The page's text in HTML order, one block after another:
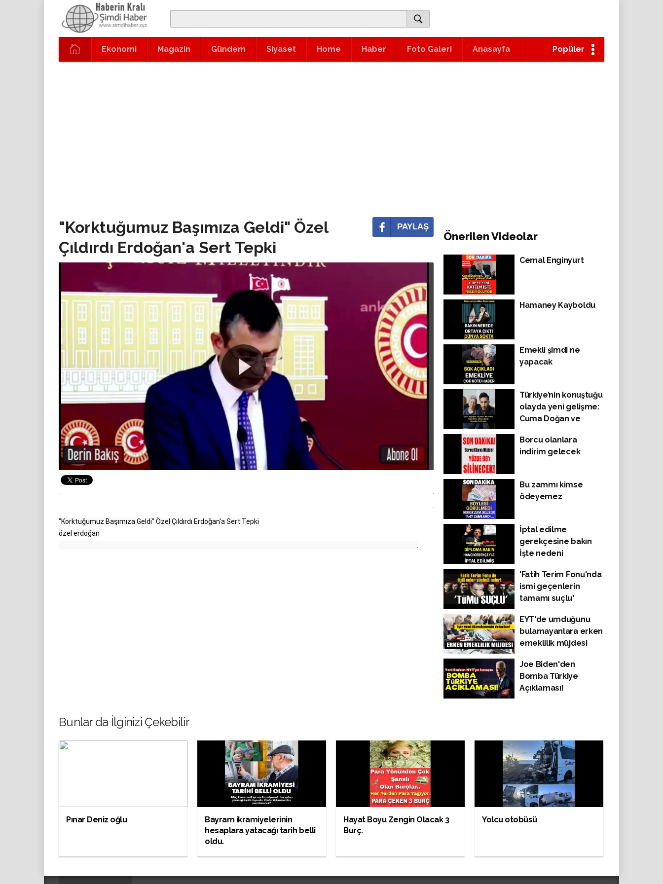
Ekonomi Magazin Gündem Siyaset Home Haber Foto Galeri Anasayfa Popüler
PAYLAŞ
"Korktuğumuz Başımıza Geldi" Özel
Çıldırdı Erdoğan'a Sert Tepki
"Korktuğumuz Başımıza Geldi" Özel Çıldırdı Erdoğan'a Sert Tepki
Önerilen Videolar
Cemal Enginyurt
Hamaney Kayboldu
Emekli şimdi ne
yapacak
Türkiye’nin konuştuğu
olayda yeni gelişme:
Cuma Doğan ve
gözaltına alındı!
Borcu olanlara
indirim gelecek
Bu zammı kimse
ödeyemez
İptal edilme
gerekçesine bakın
İşte nedeni
'Fatih Terim Fonu'nda
ismi geçenlerin
tamamı suçlu'
EYT'de umduğunu
bulamayanlara erken
emeklilik müjdesi
Joe Biden'den
Bomba Türkiye
Açıklaması!
Bunlar da İlginizi Çekebilir
Pınar Deniz oğlu
Bayram ikramiyelerinin
hesaplara yatacağı tarih belli
oldu.
Hayat Boyu Zengin Olacak 3
Burç.
Yolcu otobüsü